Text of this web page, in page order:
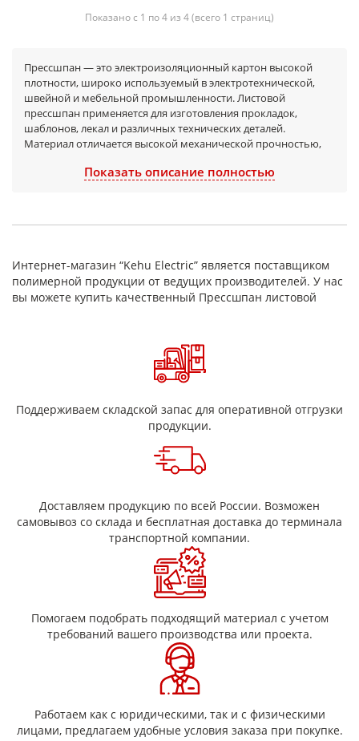
Показано с 1 по 4 из 4 (всего 1 страниц)
Прессшпан — это электроизоляционный картон высокой
плотности, широко используемый в электротехнической,
швейной и мебельной промышленности. Листовой
прессшпан применяется для изготовления прокладок,
шаблонов, лекал и различных технических деталей.
Материал отличается высокой механической прочностью,
благодаря чему востребован в различных отраслях.
Прессшпан производится из сульфатной небеленой
волокна хлопковой целлюлозы, что повышает гибкость и
износостойкость материала. Такое сочетание обеспечивает
высокую прочность, гибкость и стабильность
Производится листами размером 1000×2000 мм. Возможно
изготовление по индивидуальным размерам или другим
Применение в промышленности
Электротехническая промышленность
Прессшпан — универсальный изоляционный материал,
применяемый при производстве электрических машин и
генераторов и другого электрооборудования.
Изоляционный картон для трансформаторов рассчитан на
работу в воздушной среде при температурах до +105…120 °С.
Используется для изготовления:
манжет и сальников;
фрикционных колец;
деталей электрических машин и аппаратов;
элементов внутренней изоляции трансформаторов и
Благодаря высокой механической прочности и стабильности
характеристик материал подходит для длительной
эксплуатации в сухой воздушной среде. Контакт с водой не
допускается — при увлажнении электроизоляционные
Показать описание полностью
Интернет-магазин “Kehu Electric” является поставщиком
полимерной продукции от ведущих производителей. У нас
вы можете купить качественный Прессшпан листовой
Поддерживаем складской запас для оперативной отгрузки
продукции.
Доставляем продукцию по всей России. Возможен
самовывоз со склада и бесплатная доставка до терминала
транспортной компании.
Помогаем подобрать подходящий материал с учетом
требований вашего производства или проекта.
Работаем как с юридическими, так и с физическими
лицами, предлагаем удобные условия заказа при покупке.